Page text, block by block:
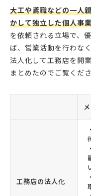
大工や鳶職などの一人
かして独立した個人事
を依頼される立場で、
ば、営業活動を行わな
法人化して工務店を開
まとめたのでご覧くださ
工務店の法人化